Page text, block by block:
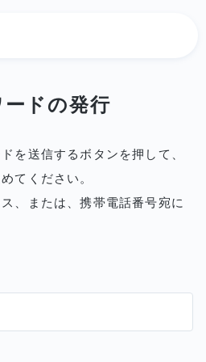
ドの発行
を送信するボタンを押して、
てください。
、または、携帯電話番号宛に